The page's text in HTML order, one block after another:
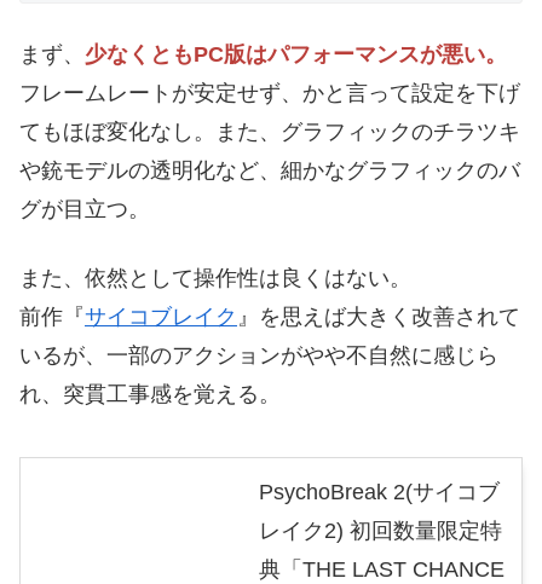
まず、 少なくともPC版はパフォーマンスが悪い。
フレームレートが安定せず、かと言って設定を下げ
てもほぼ変化なし。また、グラフィックのチラツキ
や銃モデルの透明化など、細かなグラフィックのバ
グが目立つ。
また、依然として操作性は良くはない。
前作『サイコブレイク 』を思えば大きく改善されて
いるが、一部のアクションがやや不自然に感じら
れ、突貫工事感を覚える。
PsychoBreak 2(サイコブ
レイク2) 初回数量限定特
典「THE LAST CHANCE